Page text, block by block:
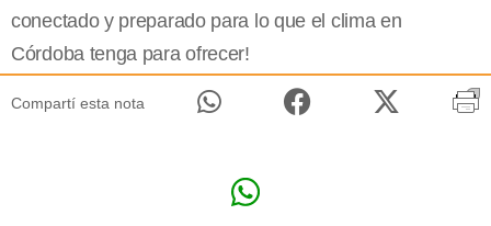
conectado y preparado para lo que el clima en
Córdoba tenga para ofrecer!
Compartí esta nota